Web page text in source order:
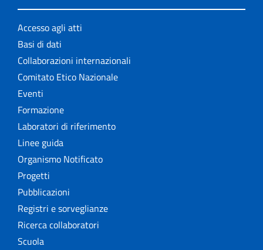
Accesso agli atti
Basi di dati
Collaborazioni internazionali
Comitato Etico Nazionale
Eventi
Formazione
Laboratori di riferimento
Linee guida
Organismo Notificato
Progetti
Pubblicazioni
Registri e sorveglianze
Ricerca collaboratori
Scuola